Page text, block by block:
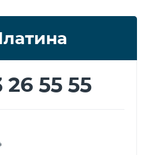
26 55 55